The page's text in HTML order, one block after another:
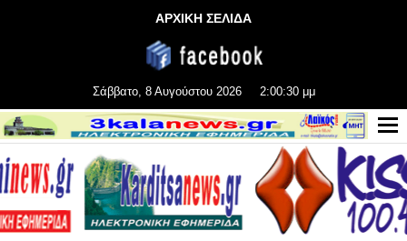
ΑΡΧΙΚΗ ΣΕΛΙΔΑ
Σάββατο, 8 Αυγούστου 2026 2:00:30 μμ